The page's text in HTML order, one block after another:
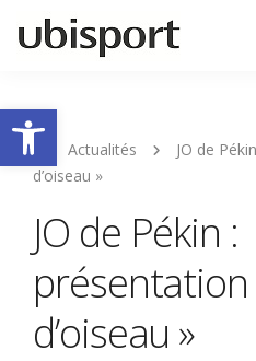
Ouvrir la barre
Actualités
JO de
d’oiseau »
JO de Pékin :
d’oiseau »